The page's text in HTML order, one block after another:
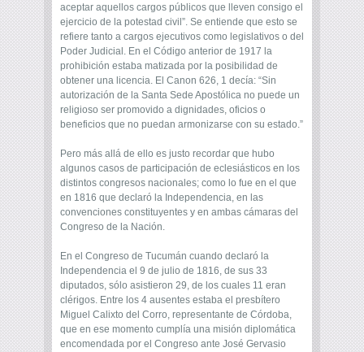
aceptar aquellos cargos públicos que lleven consigo el
ejercicio de la potestad civil”. Se entiende que esto se
refiere tanto a cargos ejecutivos como legislativos o del
Poder Judicial. En el Código anterior de 1917 la
prohibición estaba matizada por la posibilidad de
obtener una licencia. El Canon 626, 1 decía: “Sin
autorización de la Santa Sede Apostólica no puede un
religioso ser promovido a dignidades, oficios o
beneficios que no puedan armonizarse con su estado.”
Pero más allá de ello es justo recordar que hubo
algunos casos de participación de eclesiásticos en los
distintos congresos nacionales; como lo fue en el que
en 1816 que declaró la Independencia, en las
convenciones constituyentes y en ambas cámaras del
Congreso de la Nación.
En el Congreso de Tucumán cuando declaró la
Independencia el 9 de julio de 1816, de sus 33
diputados, sólo asistieron 29, de los cuales 11 eran
clérigos. Entre los 4 ausentes estaba el presbítero
Miguel Calixto del Corro, representante de Córdoba,
que en ese momento cumplía una misión diplomática
encomendada por el Congreso ante José Gervasio